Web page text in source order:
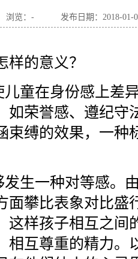
浏览： - 发布日期：2018-01-
的意义？
童在身份感上差
如荣誉感、遵纪守
束缚的效果，一种
生一种对等感。
面攀比表象对比盛
这样孩子相互之间
相互尊重的精力。